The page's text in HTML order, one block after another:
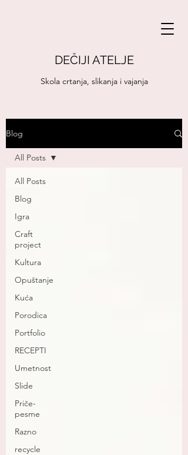
DEČIJI ATELJE
Skola crtanja, slikanja i vajanja
Blog
All Posts
Blog
Igra
Craft
project
Kultura
Opuštanje
Kuća
Porodica
Portfolio
RECEPTI
Umetnost
Slide
Priče-
pesme
Razno
recycle
All Posts